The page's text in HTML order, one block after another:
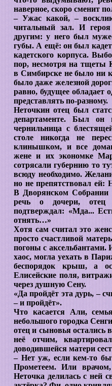
наверное, скоро сменит
– Ужас какой, –
читальный зал. И
другим: у него был
губы. А ещё: он был
кадетского корпуса.
пор, несмотря на тщеты
в Симбирске не было ни
было даже железной
равно, будущее обладает
представлять по-разному.
Неточкин отец был
департаменте. Был
чернильница с
столе никогда не
клинышком, и все
жене и их экономке
сотрясали губернию то
всюду необходимо.
но не препятствовал ей:
В Дворянском Собрании
речь о дочери, отец
подтверждал: «Мда...
отнять…»
Хотя сам считал это
просто счастливой
погоны с аксельбантами.
хаос, могла уехать в
беспорядок крыш, а
Елисейские поля,
через душную Сену.
«Да пройдёт эта дурь, –
– и пройдёт».
Что касается Али,
небольшого городка
отец и сыновья остались
неё отчим,
доводившейся матери
– Нет уж, если кем-то
Прометеем. Или
Неточка делилась с ней